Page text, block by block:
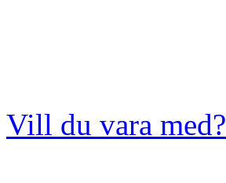
Vill du vara med?